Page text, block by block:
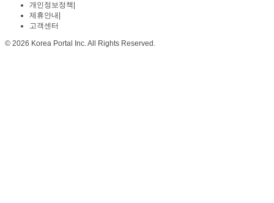
개인정보정책
제휴안내
고객센터
© 2026 Korea Portal Inc. All Rights Reserved.